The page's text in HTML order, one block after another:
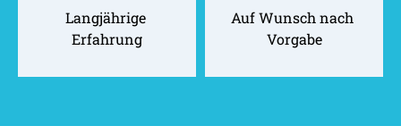
Langjährige
Erfahrung
Auf Wunsch nach
Vorgabe